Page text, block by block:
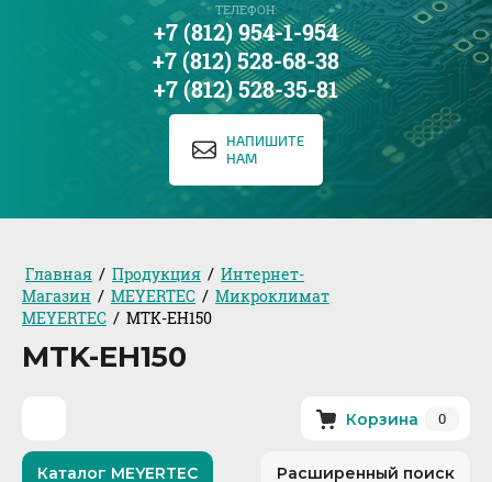
ТЕЛЕФОН:
+7 (812) 954-1-954
+7 (812) 528-68-38
+7 (812) 528-35-81
НАПИШИТЕ
НАМ
Главная / Продукция / Интернет-
Магазин / MEYERTEC / Микроклимат
MEYERTEC / MTK-EH150
MTK-EH150
Корзина 0
Каталог MEYERTEC Расширенный поиск